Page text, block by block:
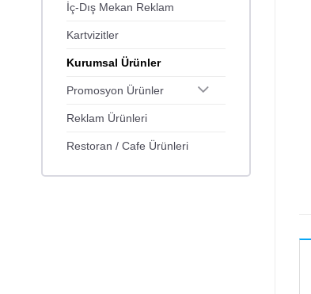
İç-Dış Mekan Reklam
Kartvizitler
Kurumsal Ürünler
Promosyon Ürünler
Reklam Ürünleri
Restoran / Cafe Ürünleri